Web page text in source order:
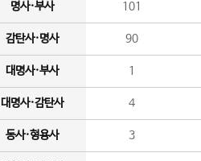
명사·부사 101
감탄사·명사 90
대명사·부사 1
대명사·감탄사 4
동사·형용사 3